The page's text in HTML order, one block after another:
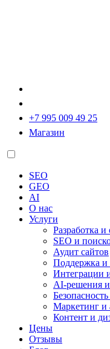
+7 995 009 49 25
Магазин
SEO
GEO
AI
О нас
Услуги
Разработка и
SEO и
Аудит сайтов
Поддержка и
Интеграции
AI-решения
Маркетинг и
Контент и
Цены
Отзывы